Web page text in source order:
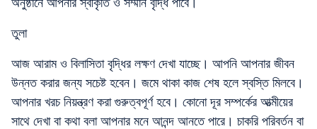
অনুষ্ঠানে আপনার স্বীকৃতি ও সম্মান বৃদ্ধি পাবে।
তুলা
আজ আরাম ও বিলাসিতা বৃদ্ধির লক্ষণ দেখা যাচ্ছে। আপনি আপনার জীবন
উন্নত করার জন্য সচেষ্ট হবেন। জমে থাকা কাজ শেষ হলে স্বস্তি মিলবে।
আপনার খরচ নিয়ন্ত্রণ করা গুরুত্বপূর্ণ হবে। কোনো দূর সম্পর্কের আত্মীয়ের
সাথে দেখা বা কথা বলা আপনার মনে আনন্দ আনতে পারে। চাকরি পরিবর্তন বা